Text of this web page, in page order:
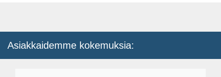
Asiakkaidemme kokemuksia: